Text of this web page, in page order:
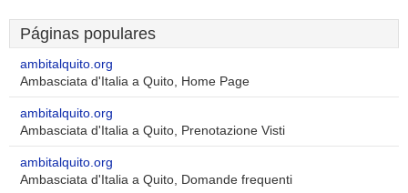
Páginas populares
ambitalquito.org
Ambasciata d'Italia a Quito, Home Page
ambitalquito.org
Ambasciata d'Italia a Quito, Prenotazione Visti
ambitalquito.org
Ambasciata d'Italia a Quito, Domande frequenti